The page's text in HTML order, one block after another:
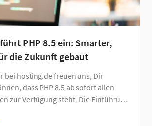
PHP 8.5 ein: Smarter,
die Zukunft gebaut
bei hosting.de freuen uns, Dir
dass PHP 8.5 ab sofort allen
zur Verfügung steht! Die Einführung